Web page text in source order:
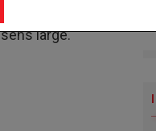
large.